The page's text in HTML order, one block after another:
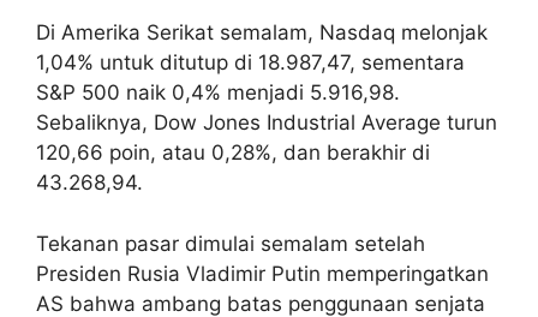
Di Amerika Serikat semalam, Nasdaq melonjak
1,04% untuk ditutup di 18.987,47, sementara
S&P 500 naik 0,4% menjadi 5.916,98.
Sebaliknya, Dow Jones Industrial Average turun
120,66 poin, atau 0,28%, dan berakhir di
43.268,94.
Tekanan pasar dimulai semalam setelah
Presiden Rusia Vladimir Putin memperingatkan
AS bahwa ambang batas penggunaan senjata